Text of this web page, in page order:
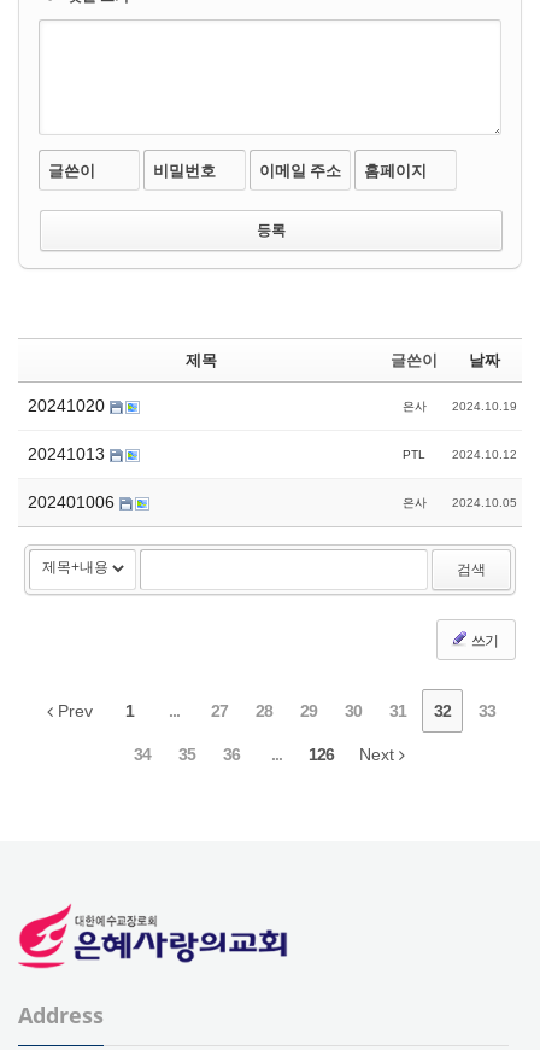
글쓴이 비밀번호 이메일 주소 홈페이지
제목 글쓴이 날짜
20241020 은사 2024.10.19
20241013 PTL 2024.10.12
202401006 은사 2024.10.05
검색
쓰기
Prev 1 ... 27 28 29 30 31 32 33
34 35 36 ... 126 Next
Address